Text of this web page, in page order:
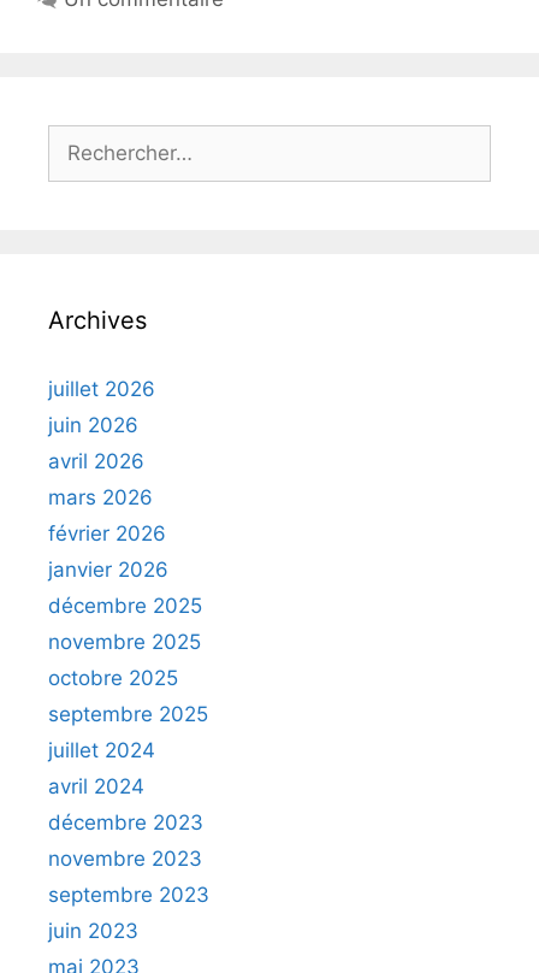
Archives
juillet 2026
juin 2026
avril 2026
mars 2026
février 2026
janvier 2026
décembre 2025
novembre 2025
octobre 2025
septembre 2025
juillet 2024
avril 2024
décembre 2023
novembre 2023
septembre 2023
juin 2023
mai 2023